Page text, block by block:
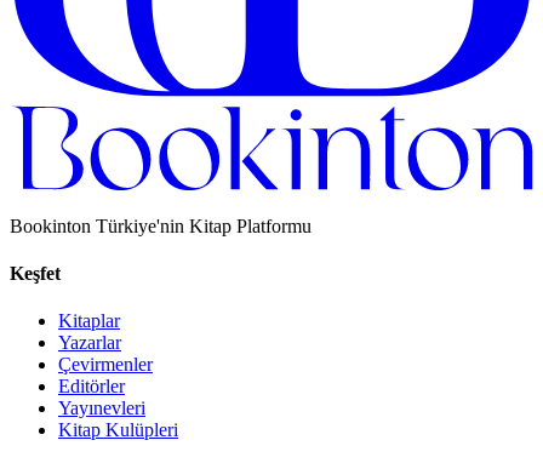
Bookinton Türkiye'nin Kitap Platformu
Keşfet
Kitaplar
Yazarlar
Çevirmenler
Editörler
Yayınevleri
Kitap Kulüpleri